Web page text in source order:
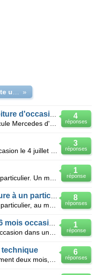
»
4
réponses
3
réponses
1
réponse
8
réponses
1
réponse
6
réponses
technique